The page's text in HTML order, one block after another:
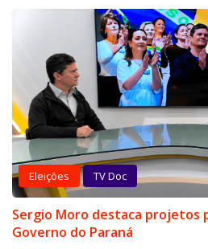
Eleições TV Doc
Sergio Moro destaca projetos
Governo do Paraná